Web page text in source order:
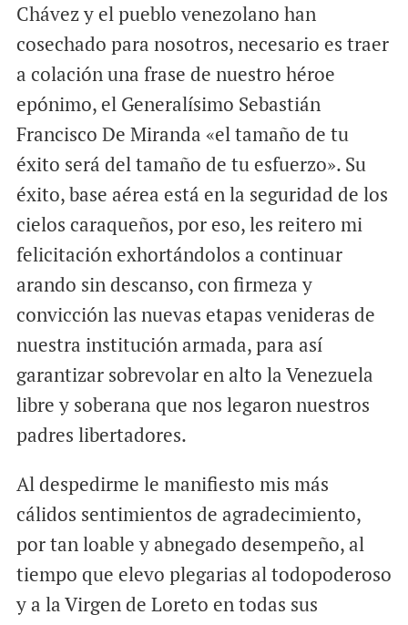
Chávez y el pueblo venezolano han
cosechado para nosotros, necesario es traer
a colación una frase de nuestro héroe
epónimo, el Generalísimo Sebastián
Francisco De Miranda «el tamaño de tu
éxito será del tamaño de tu esfuerzo». Su
éxito, base aérea está en la seguridad de los
cielos caraqueños, por eso, les reitero mi
felicitación exhortándolos a continuar
arando sin descanso, con firmeza y
convicción las nuevas etapas venideras de
nuestra institución armada, para así
garantizar sobrevolar en alto la Venezuela
libre y soberana que nos legaron nuestros
padres libertadores.
Al despedirme le manifiesto mis más
cálidos sentimientos de agradecimiento,
por tan loable y abnegado desempeño, al
tiempo que elevo plegarias al todopoderoso
y a la Virgen de Loreto en todas sus